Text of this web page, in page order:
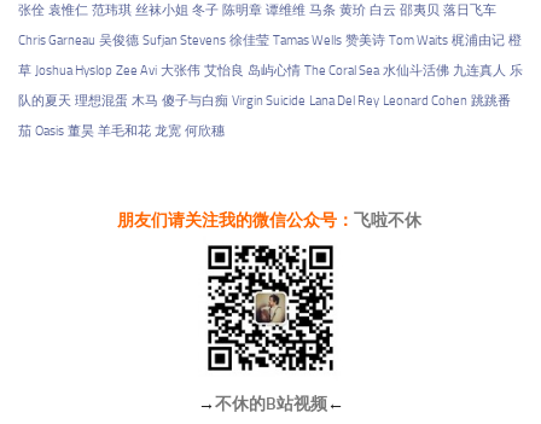
张佺 袁惟仁 范玮琪 丝袜小姐 冬子 陈明章 谭维维 马条 黄玠 白云 邵夷贝 落日飞车
Chris Garneau 吴俊德 Sufjan Stevens 徐佳莹 Tamas Wells 赞美诗 Tom Waits 梶浦由记 橙
草 Joshua Hyslop Zee Avi 大张伟 艾怡良 岛屿心情 The Coral Sea 水仙斗活佛 九连真人 乐
队的夏天 理想混蛋 木马 傻子与白痴 Virgin Suicide Lana Del Rey Leonard Cohen 跳跳番
茄 Oasis 董昊 羊毛和花 龙宽 何欣穗
朋友们请关注我的微信公众号： 飞啦不休
→不休的B站视频←